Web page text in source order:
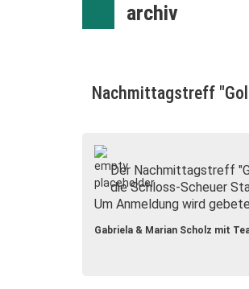
archiv
Nachmittagstreff
Der Nachmittagstreff
die Schloss-Scheuer
Um Anmeldung wird
Gabriela & Marian Scholz mit